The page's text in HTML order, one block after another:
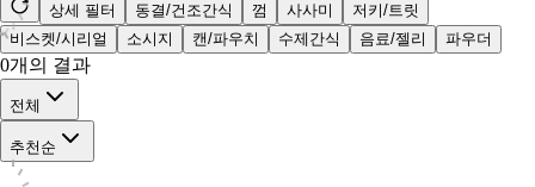
상세 필터 동결/건조간식 껌 사사미
저키/트릿
비스켓/시리얼
소시지 캔/파우치 수제간식 음료/젤리 파우더
0개의 결과
전체
추천순